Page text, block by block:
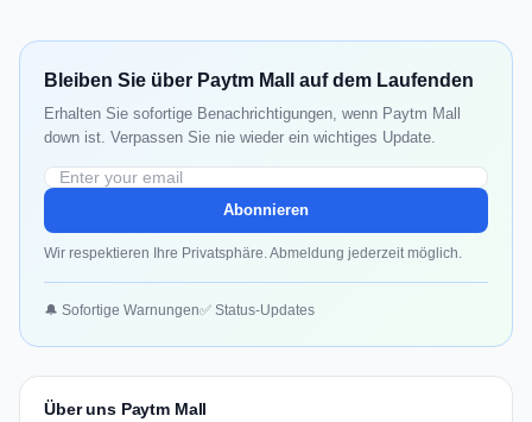
Bleiben Sie über Paytm Mall auf dem Laufenden
Erhalten Sie sofortige Benachrichtigungen, wenn Paytm Mall
down ist. Verpassen Sie nie wieder ein wichtiges Update.
Abonnieren
Wir respektieren Ihre Privatsphäre. Abmeldung jederzeit möglich.
🔔 Sofortige Warnungen✅ Status-Updates
Über uns Paytm Mall